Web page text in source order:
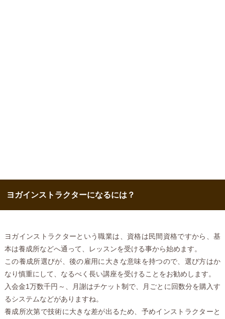
ヨガインストラクターになるには？
ヨガインストラクターという職業は、資格は民間資格ですから、基
本は養成所などへ通って、レッスンを受ける事から始めます。
この養成所選びが、後の雇用に大きな意味を持つので、選び方はか
なり慎重にして、なるべく長い講座を受けることをお勧めします。
入会金1万数千円～、月謝はチケット制で、月ごとに回数分を購入す
るシステムなどがありますね。
養成所次第で技術に大きな差が出るため、予めインストラクターと